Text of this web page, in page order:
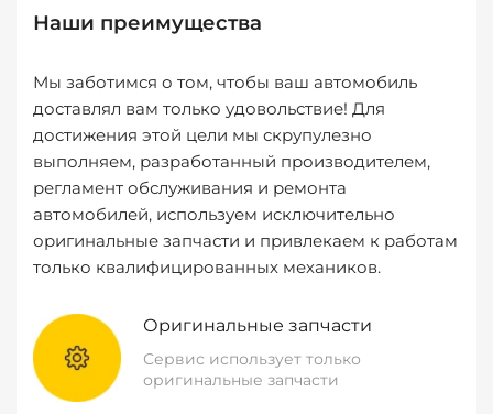
Наши преимущества
Мы заботимся о том, чтобы ваш автомобиль
доставлял вам только удовольствие! Для
достижения этой цели мы скрупулезно
выполняем, разработанный производителем,
регламент обслуживания и ремонта
автомобилей, используем исключительно
оригинальные запчасти и привлекаем к работам
только квалифицированных механиков.
Оригинальные запчасти
Сервис использует только
оригинальные запчасти